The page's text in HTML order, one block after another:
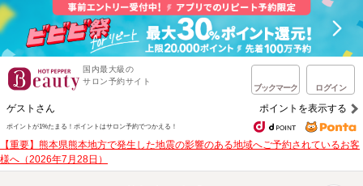
国内最大級の
サロン予約サイト
ブックマーク ログイン
ゲストさん ポイントを表示する
ポイントが1%たまる！ ポイントはサロン予約でつかえる！
【重要】熊本県熊本地方で発生した地震の影響のある地域へご予約されているお客
様へ（2026年7月28日）